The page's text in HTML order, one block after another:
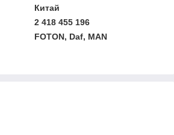
Китай
2 418 455 196
FOTON, Daf, MAN